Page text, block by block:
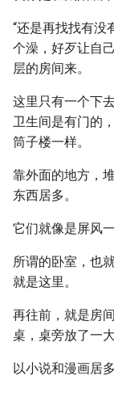
“还是再找找有
个澡，好歹让自
层的房间来。
这里只有一个下
卫生间是有门的
筒子楼一样。
靠外面的地方，
东西居多。
它们就像是屏风
所谓的卧室，也
就是这里。
再往前，就是房
桌，桌旁放了一大
以小说和漫画居